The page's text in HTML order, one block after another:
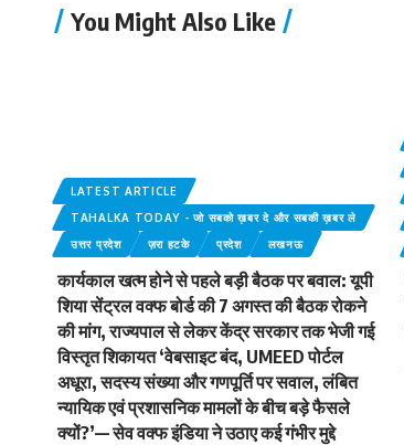
You Might Also Like
LATEST ARTICLE
TAHALKA TODAY - जो सबको ख़बर दे और सबकी ख़बर ले
उत्तर प्रदेश
ज़रा हटके प्रदेश लखनऊ
कार्यकाल खत्म होने से पहले बड़ी बैठक पर बवाल: यूपी
शिया सेंट्रल वक्फ बोर्ड की 7 अगस्त की बैठक रोकने
की मांग, राज्यपाल से लेकर केंद्र सरकार तक भेजी गई
विस्तृत शिकायत ‘वेबसाइट बंद, UMEED पोर्टल
अधूरा, सदस्य संख्या और गणपूर्ति पर सवाल, लंबित
न्यायिक एवं प्रशासनिक मामलों के बीच बड़े फैसले
क्यों?’— सेव वक्फ इंडिया ने उठाए कई गंभीर मुद्दे